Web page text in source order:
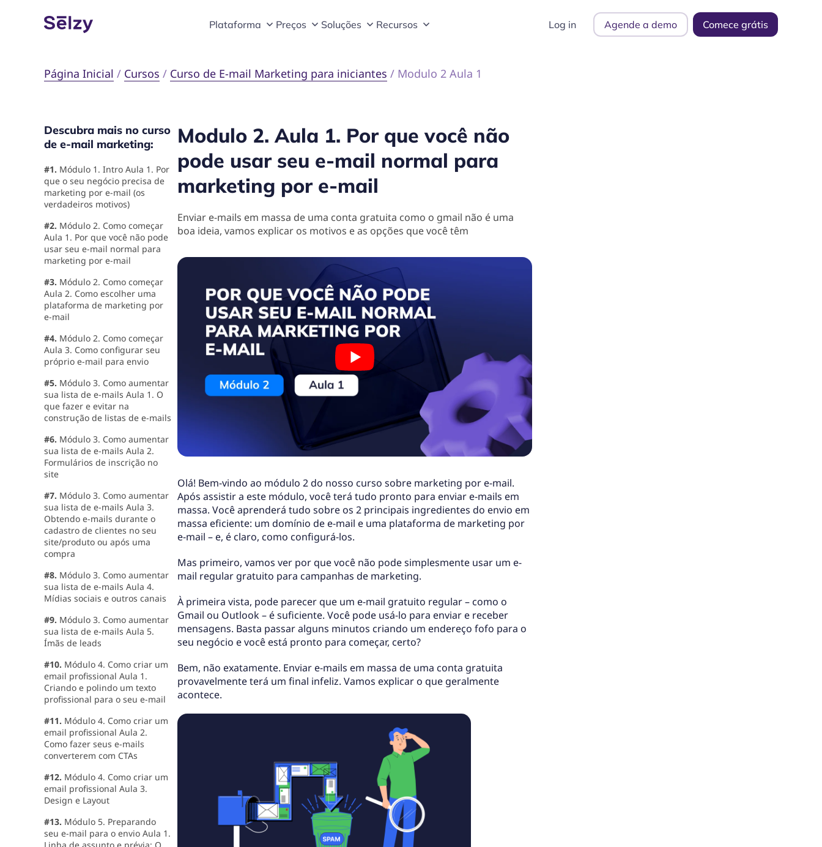
Plataforma Preços Soluções Recursos Log in Agende a demo Comece grátis
Página Inicial / Cursos / Curso de E-mail Marketing para iniciantes / Modulo 2 Aula 1
Descubra mais no curso
de e-mail marketing:
#1. Módulo 1. Intro Aula 1. Por
que o seu negócio precisa de
marketing por e-mail (os
verdadeiros motivos)
#2. Módulo 2. Como começar
Aula 1. Por que você não pode
usar seu e-mail normal para
marketing por e-mail
#3. Módulo 2. Como começar
Aula 2. Como escolher uma
plataforma de marketing por
e-mail
#4. Módulo 2. Como começar
Aula 3. Como configurar seu
próprio e-mail para envio
#5. Módulo 3. Como aumentar
sua lista de e-mails Aula 1. O
que fazer e evitar na
construção de listas de e-mails
#6. Módulo 3. Como aumentar
sua lista de e-mails Aula 2.
Formulários de inscrição no
site
#7. Módulo 3. Como aumentar
sua lista de e-mails Aula 3.
Obtendo e-mails durante o
cadastro de clientes no seu
site/produto ou após uma
compra
#8. Módulo 3. Como aumentar
sua lista de e-mails Aula 4.
Mídias sociais e outros canais
#9. Módulo 3. Como aumentar
sua lista de e-mails Aula 5.
Ímãs de leads
#10. Módulo 4. Como criar um
email profissional Aula 1.
Criando e polindo um texto
profissional para o seu e-mail
#11. Módulo 4. Como criar um
email profissional Aula 2.
Como fazer seus e-mails
converterem com CTAs
#12. Módulo 4. Como criar um
email profissional Aula 3.
Design e Layout
#13. Módulo 5. Preparando
seu e-mail para o envio Aula 1.
Modulo 2. Aula 1. Por que você não
pode usar seu e-mail normal para
marketing por e-mail
Enviar e-mails em massa de uma conta gratuita como o gmail não é uma
boa ideia, vamos explicar os motivos e as opções que você têm
Olá! Bem-vindo ao módulo 2 do nosso curso sobre marketing por e-mail.
Após assistir a este módulo, você terá tudo pronto para enviar e-mails em
massa. Você aprenderá tudo sobre os 2 principais ingredientes do envio em
massa eficiente: um domínio de e-mail e uma plataforma de marketing por
e-mail – e, é claro, como configurá-los.
Mas primeiro, vamos ver por que você não pode simplesmente usar um e-
mail regular gratuito para campanhas de marketing.
À primeira vista, pode parecer que um e-mail gratuito regular – como o
Gmail ou Outlook – é suficiente. Você pode usá-lo para enviar e receber
mensagens. Basta passar alguns minutos criando um endereço fofo para o
seu negócio e você está pronto para começar, certo?
Bem, não exatamente. Enviar e-mails em massa de uma conta gratuita
provavelmente terá um final infeliz. Vamos explicar o que geralmente
acontece.